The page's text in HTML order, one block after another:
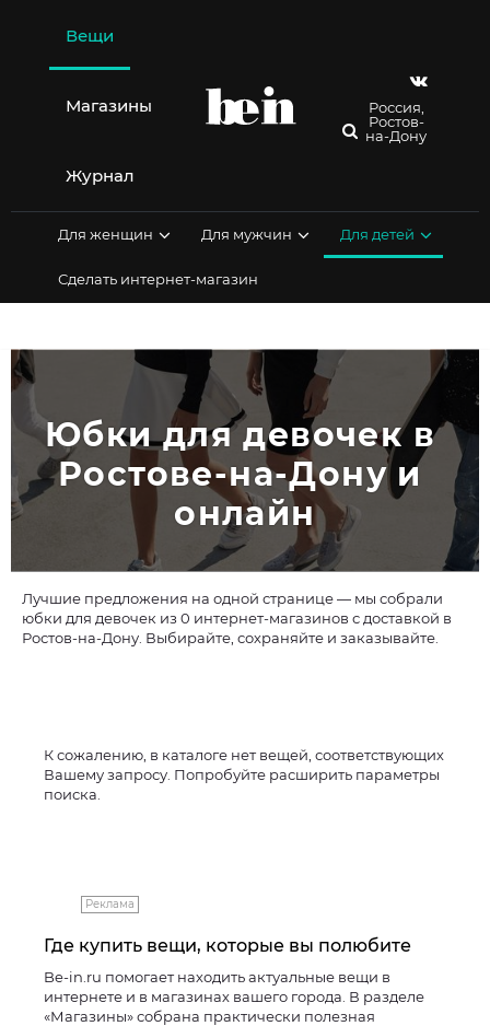
содержимому
Вещи
Магазины
Журнал
Россия,
Ростов-
на-Дону
Для женщин Для мужчин Для детей
Сделать интернет-магазин
Юбки для девочек в
Ростове-на-Дону и
онлайн
Лучшие предложения на одной странице — мы собрали
юбки для девочек из 0 интернет-магазинов с доставкой в
Ростов-на-Дону. Выбирайте, сохраняйте и заказывайте.
К сожалению, в каталоге нет вещей, соответствующих
Вашему запросу. Попробуйте расширить параметры
поиска.
Реклама
Где купить вещи, которые вы полюбите
Be-in.ru помогает находить актуальные вещи в
интернете и в магазинах вашего города. В разделе
«Магазины» собрана практически полезная